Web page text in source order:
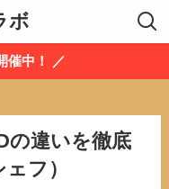
ボ
催中！ ／
の違いを徹底
フ）